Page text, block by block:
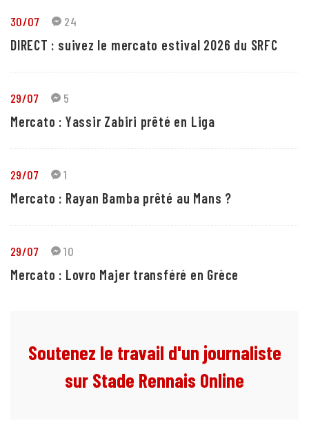
30/07 24
DIRECT : suivez le mercato estival 2026 du SRFC
29/07 5
Mercato : Yassir Zabiri prêté en Liga
29/07 1
Mercato : Rayan Bamba prêté au Mans ?
29/07 10
Mercato : Lovro Majer transféré en Grèce
Soutenez le travail d'un journaliste
sur Stade Rennais Online